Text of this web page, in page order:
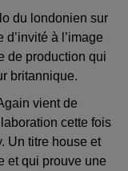
du londonien sur
à l’image
de production qui
britannique.
vient de
cette fois
Un titre house et
et qui prouve une